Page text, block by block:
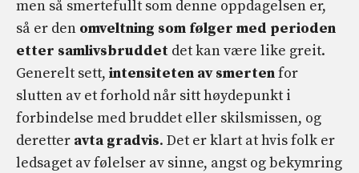
men så smertefullt som denne oppdagelsen er,
så er den omveltning som følger med perioden
etter samlivsbruddet det kan være like greit.
Generelt sett, intensiteten av smertenfor
slutten av et forhold når sitt høydepunkt i
forbindelse med bruddet eller skilsmissen, og
deretter avta gradvis. Det er klart at hvis folk er
ledsaget av følelser av sinne, angst og bekymring